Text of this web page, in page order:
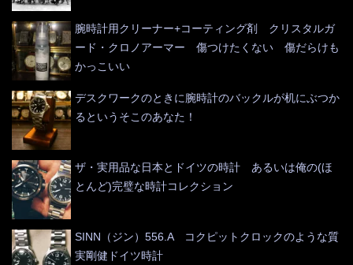
腕時計用クリーナー+コーティング剤 クリスタルガ
ード・クロノアーマー 傷つけたくない 傷だらけも
かっこいい
デスクワークのときに腕時計のバックルが机にぶつか
るというそこのあなた！
ザ・実用品な日本とドイツの時計 あるいは俺の(ほ
とんど)完璧な時計コレクション
SINN（ジン）556.A コクピットクロックのような質
実剛健ドイツ時計